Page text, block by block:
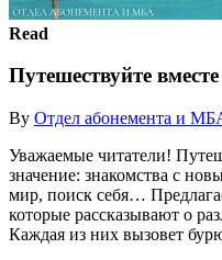
Read
Путешествуйте
By Отдел абонемента и
Уважаемые читатели!
значение: знакомства с
мир, поиск себя…
которые рассказывают о
Каждая из них вызовет